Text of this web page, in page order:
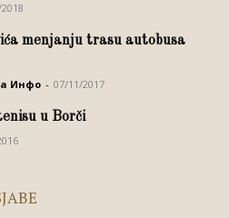
menjanju trasu autobusa
Инфо - 07/11/2017
u Borči